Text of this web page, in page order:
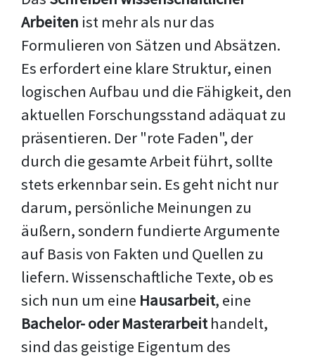
Arbeiten ist mehr als nur das
Formulieren von Sätzen und Absätzen.
Es erfordert eine klare Struktur, einen
logischen Aufbau und die Fähigkeit, den
aktuellen Forschungsstand adäquat zu
präsentieren. Der "rote Faden", der
durch die gesamte Arbeit führt, sollte
stets erkennbar sein. Es geht nicht nur
darum, persönliche Meinungen zu
äußern, sondern fundierte Argumente
auf Basis von Fakten und Quellen zu
liefern. Wissenschaftliche Texte, ob es
sich nun um eine Hausarbeit, eine
Bachelor- oder Masterarbeithandelt,
sind das geistige Eigentum des